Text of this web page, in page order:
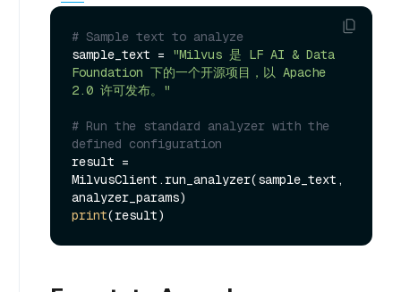
# Sample text to analyze
sample_text =
"Milvus 是 LF AI & Data
Foundation 下的一个开源项目，以 Apache
2.0 许可发布。"
# Run the standard analyzer with the
defined configuration
result =
MilvusClient.run_analyzer(sample_text,
print